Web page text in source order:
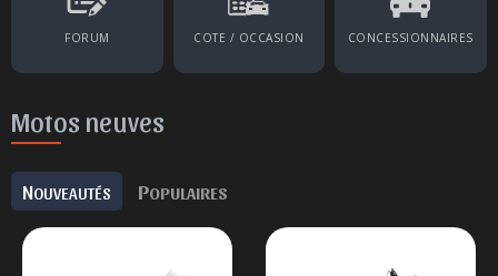
FORUM COTE / OCCASION CONCESSIONNAIRES
Motos neuves
NOUVEAUTÉS POPULAIRES